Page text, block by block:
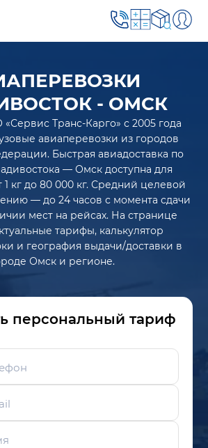
- ОМСК
Транс-Карго» с 2005 года
авиаперевозки из городов
Быстрая авиадоставка по
— Омск доступна для
кг до 80 000 кг. Средний целевой
— до 24 часов с момента сдачи
мест на рейсах. На странице
тарифы, калькулятор
и география выдачи/доставки в
Омск и регионе.
персональный тариф